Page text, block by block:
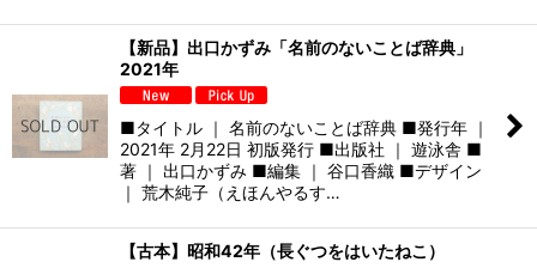
【新品】出口かずみ「名前のないことば辞典」
2021年
■タイトル ｜ 名前のないことば辞典 ■発行年 ｜
2021年 2月22日 初版発行 ■出版社 ｜ 遊泳舎 ■
著 ｜ 出口かずみ ■編集 ｜ 谷口香織 ■デザイン
｜ 荒木純子（えほんやるす…
【古本】昭和42年（長ぐつをはいたねこ）